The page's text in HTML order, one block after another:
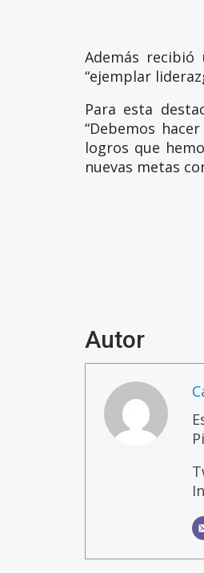
Además
“ejemplar
Para esta
“Debemos
logros que
nuevas metas
Autor